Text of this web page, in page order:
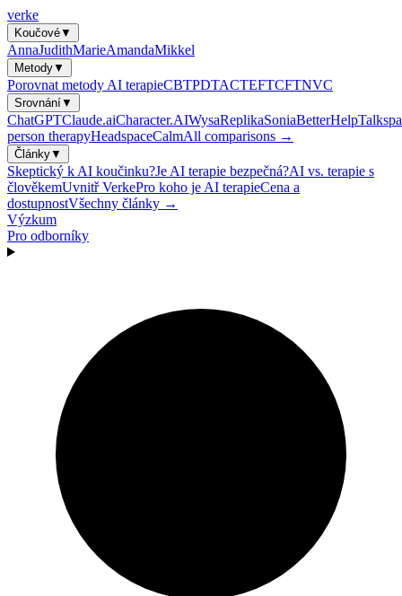
verke
Koučové▼
AnnaJudithMarieAmandaMikkel
Metody▼
Porovnat metody AI terapieCBTPDTACTEFTCFTNVC
Srovnání▼
ChatGPTClaude.aiCharacter.AIWysaReplikaSoniaBetterHelp
person therapyHeadspaceCalmAll comparisons →
Články▼
Skeptický k AI koučinku?Je AI terapie bezpečná?AI vs. terapie s
člověkemUvnitř VerkePro koho je AI terapieCena a
dostupnostVšechny články →
Výzkum
Pro odborníky